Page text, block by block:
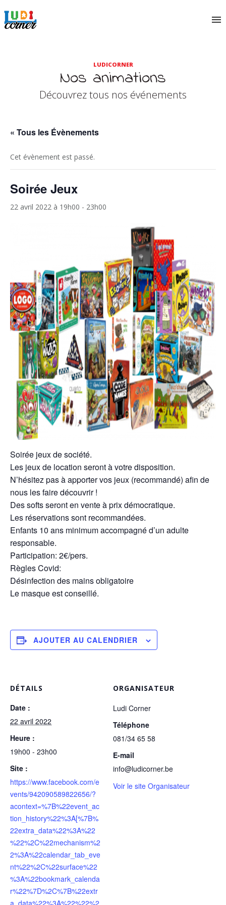
LUDICORNER
Nos animations
Découvrez tous nos événements
« Tous les Évènements
Cet évènement est passé.
Soirée Jeux
22 avril 2022 à 19h00 - 23h00
Soirée jeux de société.
Les jeux de location seront à votre disposition.
N’hésitez pas à apporter vos jeux (recommandé) afin de
nous les faire découvrir !
Des softs seront en vente à prix démocratique.
Les réservations sont recommandées.
Enfants 10 ans minimum accompagné d’un adulte
responsable.
Participation: 2€/pers.
Règles Covid:
Désinfection des mains obligatoire
Le masque est conseillé.
AJOUTER AU CALENDRIER
DÉTAILS
Date :
22 avril 2022
Heure :
19h00 - 23h00
Site :
https://www.facebook.com/e
vents/942090589822656/?
acontext=%7B%22event_ac
tion_history%22%3A[%7B%
22extra_data%22%3A%22
%22%2C%22mechanism%2
2%3A%22calendar_tab_eve
nt%22%2C%22surface%22
%3A%22bookmark_calenda
r%22%7D%2C%7B%22extr
a_data%22%3A%22%22%2
ORGANISATEUR
Ludi Corner
Téléphone
081/34 65 58
E-mail
info@ludicorner.be
Voir le site Organisateur